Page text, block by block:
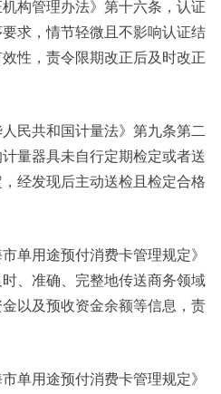
管理办法》第十六条，认证
求，情节轻微且不影响认证结
性，责令限期改正后及时改正
共和国计量法》第九条第二
量器具未自行定期检定或者送
经发现后主动送检且检定合格
用途预付消费卡管理规定》
、准确、完整地传送商务领域
以及预收资金余额等信息，责
用途预付消费卡管理规定》